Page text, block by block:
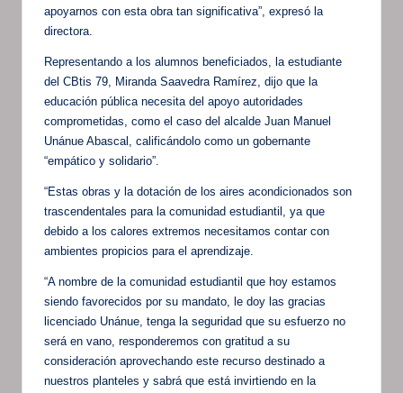
apoyarnos con esta obra tan significativa”, expresó la
directora.
Representando a los alumnos beneficiados, la estudiante
del CBtis 79, Miranda Saavedra Ramírez, dijo que la
educación pública necesita del apoyo autoridades
comprometidas, como el caso del alcalde Juan Manuel
Unánue Abascal, calificándolo como un gobernante
“empático y solidario”.
“Estas obras y la dotación de los aires acondicionados son
trascendentales para la comunidad estudiantil, ya que
debido a los calores extremos necesitamos contar con
ambientes propicios para el aprendizaje.
“A nombre de la comunidad estudiantil que hoy estamos
siendo favorecidos por su mandato, le doy las gracias
licenciado Unánue, tenga la seguridad que su esfuerzo no
será en vano, responderemos con gratitud a su
consideración aprovechando este recurso destinado a
nuestros planteles y sabrá que está invirtiendo en la